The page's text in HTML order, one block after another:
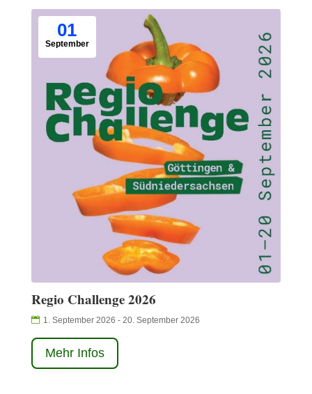
01
September
Regio Challenge 2026
1. September 2026 - 20. September 2026
Mehr Infos